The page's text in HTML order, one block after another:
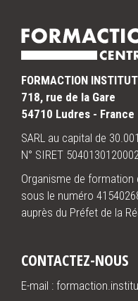
FORMACTION INSTITUT
718, rue de la Gare
54710 Ludres - France
SARL au capital de
N° SIRET
Organisme de formation
sous le numéro
auprès du Préfet de la
CONTACTEZ-NOUS
E-mail :